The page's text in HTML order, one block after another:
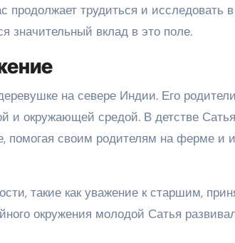
продолжает трудиться и исследовать
значительный вклад в это поле.
на севере Индии. Его
окружающей средой. В детстве
помогая своим родителям на ферме и
такие как уважение к старшим,
окружения молодой Сатья